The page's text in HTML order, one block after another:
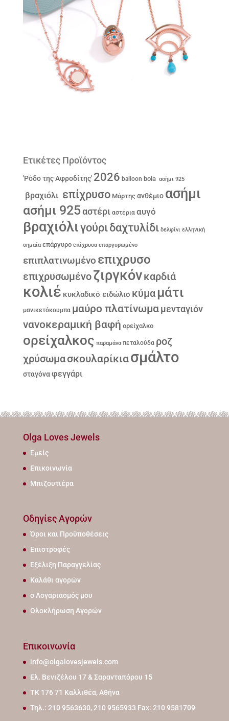
Ετικέτες Προϊόντος
'Ρόδο της Αφροδίτης' 2026 balloon bola ασήμι 925
βραχιόλι επίχρυσο Μάρτης ανθέμιο ασήμι
ασήμι 925αστέρι αστέρια αυγό
βραχιόλιγούριδαχτυλίδι δελφίνι ελληνική
σημαία επάργυρο επίχρυσα επαργυρωμένο
επιπλατινωμένο επιχρυσο
επιχρυσωμένοζιργκόνκαρδιά
κολιέ κυκλαδικό ειδώλιο κύμα μάτι
μανικετόκουμπα μαύρο πλατίνωμα μενταγιόν
νανοκεραμική βαφή ορείχαλκο
ορείχαλκος παραμάνα πεταλούδα ροζ
χρύσωμασκουλαρίκιασμάλτο
σταγόνα φεγγάρι
Olga Loves Jewels
Εμείς
Επικοινωνία
Μπιζουτιέρα
Οδηγίες Αγορών
Όροι και Προϋποθέσεις
Επιστροφές
Εξέλιξη Παραγγελίας
Καλάθι αγορών
ο Λογαριασμός μου
Ολοκλήρωση Αγορών
Επικοινωνία
info@olgalovesjewels.com
Ελ. Βενιζέλου 17 & Σαρανταπόρου 15
ΤΚ 176 71 Καλλιθέα, Αθήνα
Τηλ.: 210 9563630, 210 9565933 Fax: 210 9581709